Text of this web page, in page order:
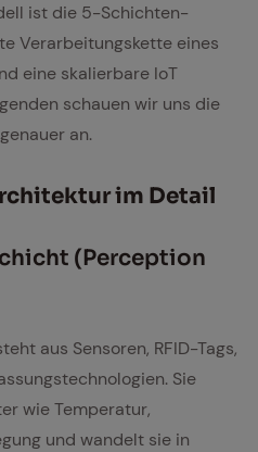
ist die 5-Schichten-
Verarbeitungskette eines
eine skalierbare IoT
schauen wir uns die
an.
im De­tail
(Per­cep­ti­on
aus Sensoren, RFID-Tags,
Sie
wie Temperatur,
und wandelt sie in